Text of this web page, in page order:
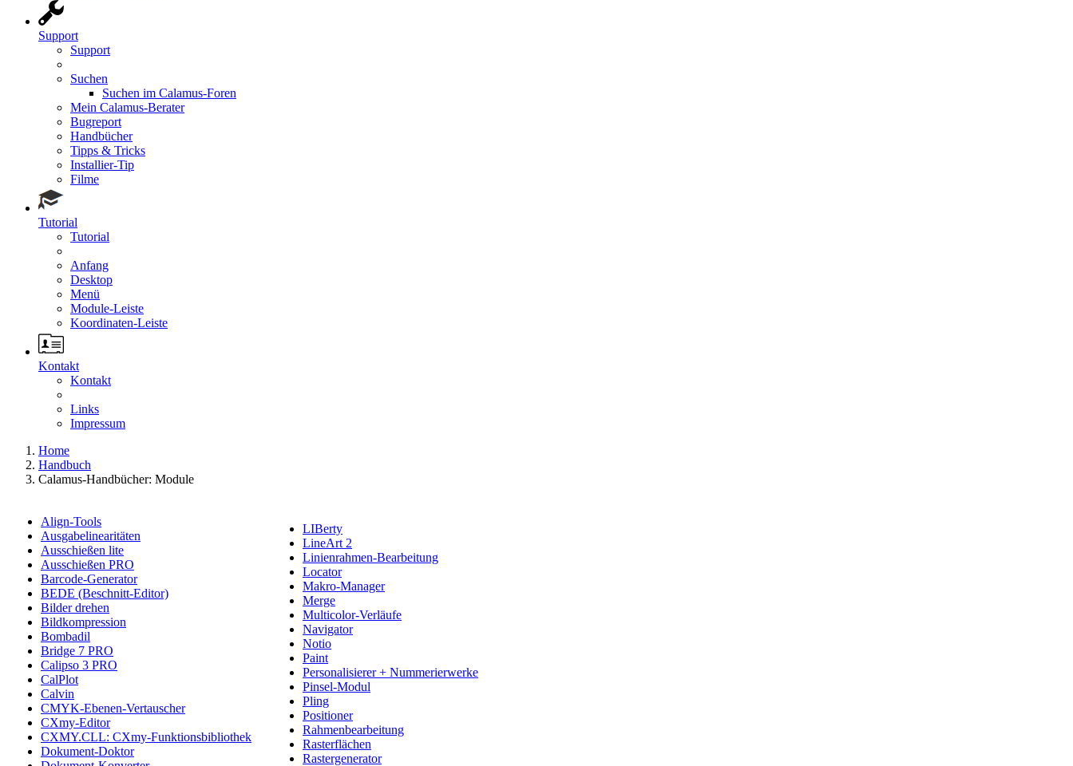
Support
Support
Suchen
Suchen im Calamus-Foren
Mein Calamus-Berater
Bugreport
Handbücher
Tipps & Tricks
Installier-Tip
Filme
Tutorial
Tutorial
Anfang
Desktop
Menü
Module-Leiste
Koordinaten-Leiste
Kontakt
Kontakt
Links
Impressum
Home
Handbuch
Calamus-Handbücher: Module
Align-Tools
Ausgabelinearitäten
Ausschießen lite
Ausschießen PRO
Barcode-Generator
BEDE (Beschnitt-Editor)
Bilder drehen
Bildkompression
Bombadil
Bridge 7 PRO
Calipso 3 PRO
CalPlot
Calvin
CMYK-Ebenen-Vertauscher
CXmy-Editor
CXMY.CLL: CXmy-Funktionsbibliothek
Dokument-Doktor
LIBerty
LineArt 2
Linienrahmen-Bearbeitung
Locator
Makro-Manager
Merge
Multicolor-Verläufe
Navigator
Notio
Paint
Personalisierer + Nummerierwerke
Pinsel-Modul
Pling
Positioner
Rahmenbearbeitung
Rasterflächen
Rastergenerator